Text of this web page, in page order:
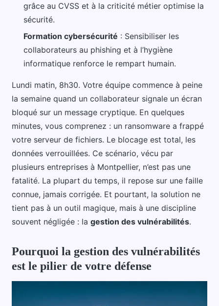
grâce au CVSS et à la criticité métier optimise la
sécurité.
Formation cybersécurité : Sensibiliser les
collaborateurs au phishing et à l’hygiène
informatique renforce le rempart humain.
Lundi matin, 8h30. Votre équipe commence à peine
la semaine quand un collaborateur signale un écran
bloqué sur un message cryptique. En quelques
minutes, vous comprenez : un ransomware a frappé
votre serveur de fichiers. Le blocage est total, les
données verrouillées. Ce scénario, vécu par
plusieurs entreprises à Montpellier, n’est pas une
fatalité. La plupart du temps, il repose sur une faille
connue, jamais corrigée. Et pourtant, la solution ne
tient pas à un outil magique, mais à une discipline
souvent négligée : la gestion des vulnérabilités.
Pourquoi la gestion des vulnérabilités
est le pilier de votre défense